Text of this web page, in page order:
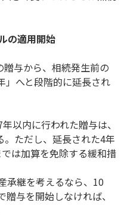
の適用開始
与から、相続発生前の
」へと段階的に延長され
内に行われた贈与は、
ただし、延長された4年
は加算を免除する緩和措
継を考えるなら、10
与を開始しなければ、